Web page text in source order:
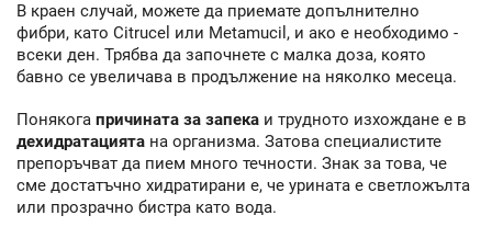
В краен случай, можете да приемате допълнително
фибри, като Citrucel или Metamucil, и ако е необходимо -
всеки ден. Трябва да започнете с малка доза, която
бавно се увеличава в продължение на няколко месеца.
Понякога причината за запека и трудното изхождане е в
дехидратацията на организма. Затова специалистите
препоръчват да пием много течности. Знак за това, че
сме достатъчно хидратирани е, че урината е светложълта
или прозрачно бистра като вода.